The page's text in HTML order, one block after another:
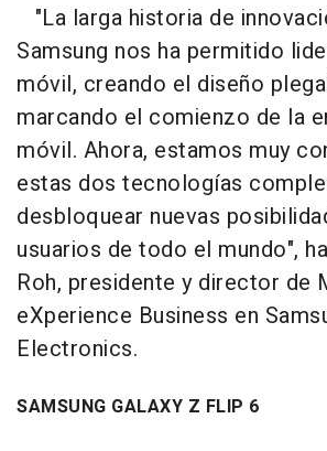
"La larga historia de
Samsung nos ha permitido
móvil, creando el diseño
marcando el comienzo de la
móvil. Ahora, estamos muy
estas dos tecnologías
desbloquear nuevas
usuarios de todo el mundo",
Roh, presidente y director de
eXperience Business en
Electronics.
SAMSUNG GALAXY Z FLIP 6